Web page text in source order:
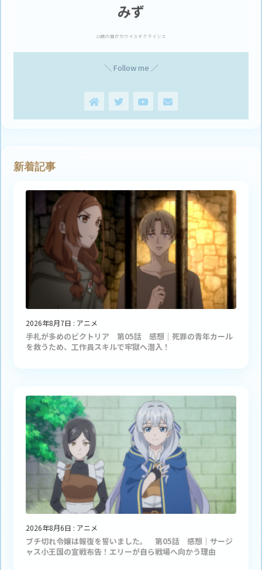
みず
23歳の猫がカワイスギクライシス
＼ Follow me ／
新着記事
2026年8月7日 : アニメ
手札が多めのビクトリア 第05話 感想｜死罪の青年カール
を救うため、工作員スキルで牢獄へ潜入！
2026年8月6日 : アニメ
ブチ切れ令嬢は報復を誓いました。 第05話 感想｜サージ
ャス小王国の宣戦布告！エリーが自ら戦場へ向かう理由